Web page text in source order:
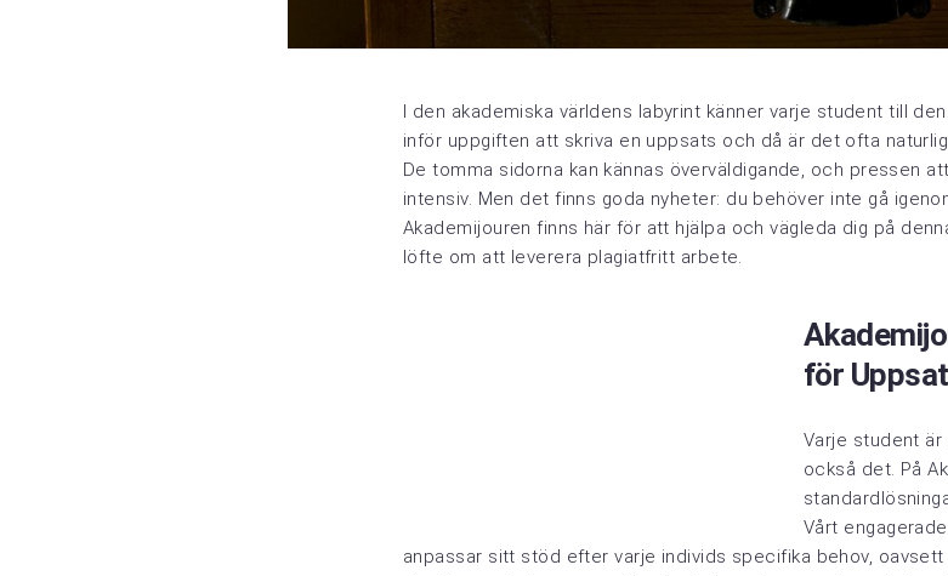
I den akademiska världens labyrint känner varje student till
inför uppgiften att skriva en uppsats och då är det ofta
De tomma sidorna kan kännas överväldigande, och pressen
intensiv. Men det finns goda nyheter: du behöver inte gå
Akademijouren finns här för att hjälpa och vägleda dig på
löfte om att leverera plagiatfritt arbete.
för
Varje student
också det. På
Vårt
anpassar sitt stöd efter varje individs specifika behov,